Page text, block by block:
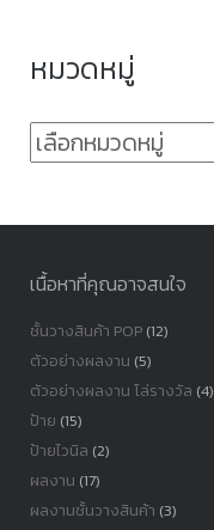
หมวดหมู่
หมวด
เนื้อหาที่คุณอาจสนใจ
ชั้นวางสินค้า POP(12)
ตัวอย่างผลงาน (5)
ตัวอย่างผลงาน โล่รางวัล (4)
ป้าย (15)
ป้ายไวนิล (2)
ผลงาน (17)
ผลงานชั้นวางสินค้า (3)